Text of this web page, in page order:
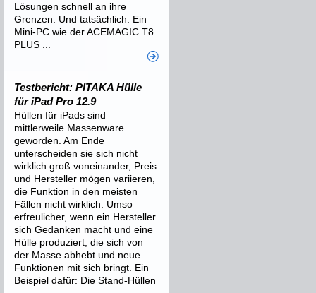
Lösungen schnell an ihre
Grenzen. Und tatsächlich: Ein
Mini-PC wie der ACEMAGIC T8
PLUS ...
Testbericht: PITAKA Hülle
für iPad Pro 12.9
Hüllen für iPads sind
mittlerweile Massenware
geworden. Am Ende
unterscheiden sie sich nicht
wirklich groß voneinander, Preis
und Hersteller mögen variieren,
die Funktion in den meisten
Fällen nicht wirklich. Umso
erfreulicher, wenn ein Hersteller
sich Gedanken macht und eine
Hülle produziert, die sich von
der Masse abhebt und neue
Funktionen mit sich bringt. Ein
Beispiel dafür: Die Stand-Hüllen